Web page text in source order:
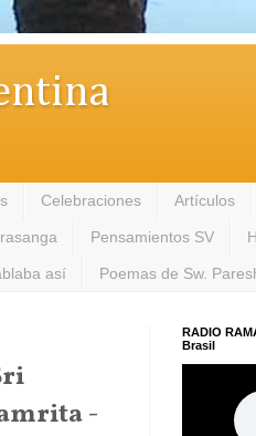
Celebraciones Artículos
Pensamientos SV
así Poemas de Sw.
-
RADIO
Brasil